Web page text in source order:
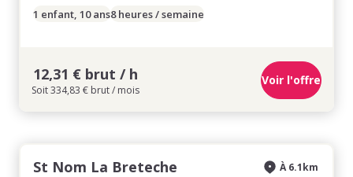
1 enfant, 10 ans8 heures / semaine
12,31 € brut / h
Soit 334,83 € brut / mois
Voir l'offre
St Nom La Breteche
À 6.1km